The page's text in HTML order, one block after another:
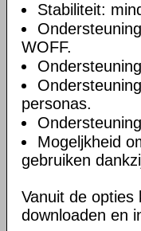
Stabiliteit:
WOFF.
personas.
Mogeljkheid
gebruiken
Vanuit de opties
downloaden en